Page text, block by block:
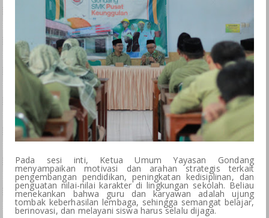
Pada sesi inti, Ketua Umum Yayasan Gondang
menyampaikan motivasi dan arahan strategis terkait
pengembangan pendidikan, peningkatan kedisiplinan, dan
penguatan nilai-nilai karakter di lingkungan sekolah. Beliau
menekankan bahwa guru dan karyawan adalah ujung
tombak keberhasilan lembaga, sehingga semangat belajar,
berinovasi, dan melayani siswa harus selalu dijaga.